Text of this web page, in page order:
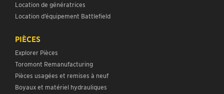
Location de génératrices
Location d’équipement Battlefield
PIÈCES
Explorer Pièces
Toromont Remanufacturing
Pièces usagées et remises à neuf
Boyaux et matériel hydrauliques